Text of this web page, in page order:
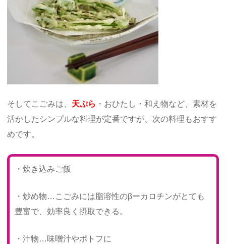
そしてこごみは、 天ぷら ・おひたし・和え物など、素材を
活かしたシンプルな料理が定番ですが、次の料理もおすす
めです。
・炊き込みご飯
・炒め物…こごみには脂溶性のβーカロチンがとても
豊富で、効率良く摂取できる。
・汁物…味噌汁やポトフに